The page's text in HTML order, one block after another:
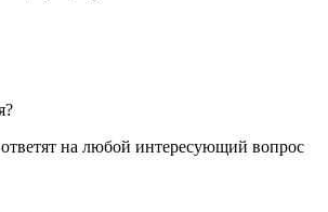
на любой интересующий вопрос